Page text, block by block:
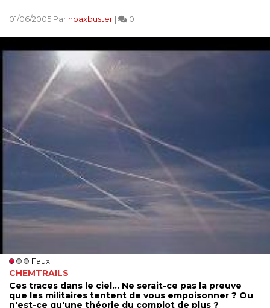
01/06/2005 Par hoaxbuster | 0
Faux
CHEMTRAILS
Ces traces dans le ciel... Ne serait-ce pas la preuve
que les militaires tentent de vous empoisonner ? Ou
n'est-ce qu'une théorie du complot de plus ?